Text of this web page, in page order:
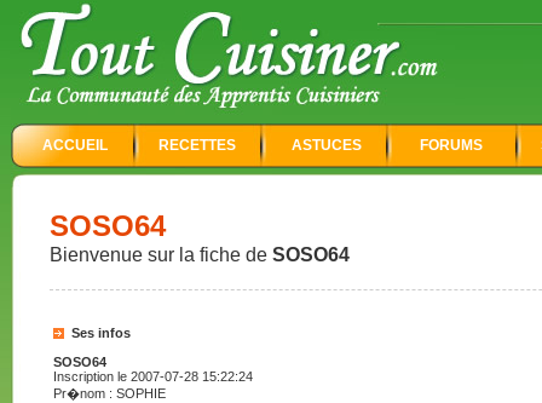
ACCUEIL RECETTES ASTUCES FORUMS
SOSO64
Bienvenue sur la fiche de SOSO64
Ses infos
SOSO64
Inscription le 2007-07-28 15:22:24
Pr�nom : SOPHIE